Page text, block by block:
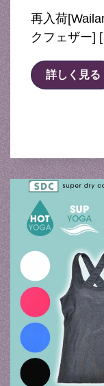
再入荷
クフェザー]
詳しく見る